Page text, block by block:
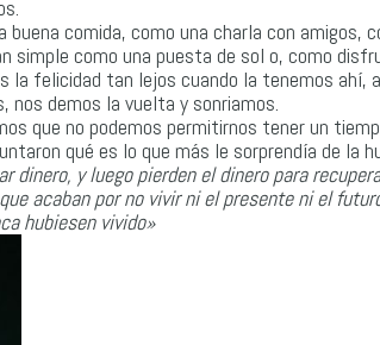
buena comida, como una charla con amigos,
simple como una puesta de sol o, como
la felicidad tan lejos cuando la tenemos ahí,
nos demos la vuelta y sonriamos.
que no podemos permitirnos tener un
qué es lo que más le sorprendía de la
dinero, y luego pierden el dinero para
acaban por no vivir ni el presente ni el
hubiesen vivido»